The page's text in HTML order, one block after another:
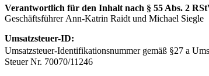
Verantwortlich für den Inhalt nach § 55 Abs. 2
Geschäftsführer Ann-Katrin Raidt und Michael Siegle
Umsatzsteuer-ID:
Umsatzsteuer-Identifikationsnummer gemäß §27 a
Steuer Nr. 70070/11246